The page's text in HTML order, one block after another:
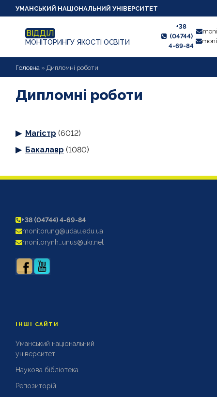
УМАНСЬКИЙ НАЦІОНАЛЬНИЙ УНІВЕРСИТЕТ
ВІДДІЛ
МОНІТОРИНГУ ЯКОСТІ ОСВІТИ
+38
(04744)
4-69-84
НОВИНИ
ПРО ВІДДІЛ
ВИКЛАДАЧУ
АНКЕТУВАННЯ
ДИПЛОМНІ РОБОТИ
АКРЕДИТАЦІЙНІ ЕКСПЕРТИЗИ
АКАДЕМІЧНА ДОБРОЧЕСНІСТЬ
Головна » Дипломні роботи
Дипломні роботи
Магістр (6012)
Бакалавр (1080)
+38 (04744) 4-69-84
monitorung@udau.edu.ua
monitorynh_unus@ukr.net
ІНШІ САЙТИ
Уманський національний
університет
Наукова бібліотека
Репозиторій